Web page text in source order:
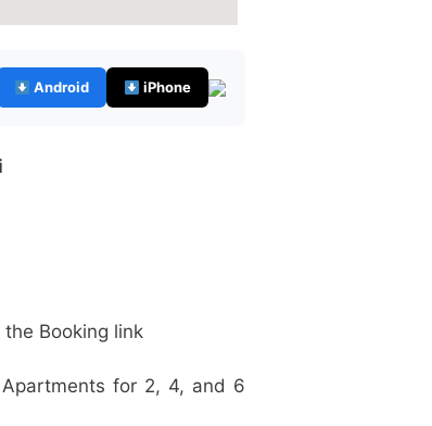
Android iPhone
Booking link
for 2, 4, and 6